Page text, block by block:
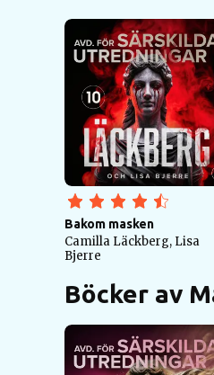
Bakom masken
Camilla Läckberg, Lisa
Bjerre
Böcker av